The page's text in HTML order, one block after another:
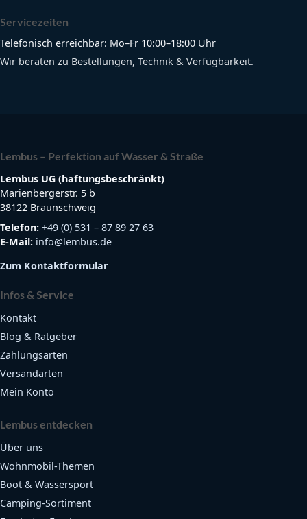
Servicezeiten
Telefonisch erreichbar: Mo–Fr 10:00–18:00 Uhr
Wir beraten zu Bestellungen, Technik & Verfügbarkeit.
Lembus – Perfektion auf Wasser & Straße
Lembus UG (haftungsbeschränkt)
Marienbergerstr. 5 b
38122 Braunschweig
Telefon: +49 (0) 531 – 87 89 27 63
E-Mail: info@lembus.de
Zum Kontaktformular
Infos & Service
Kontakt
Blog & Ratgeber
Zahlungsarten
Versandarten
Mein Konto
Lembus entdecken
Über uns
Wohnmobil-Themen
Boot & Wassersport
Camping-Sortiment